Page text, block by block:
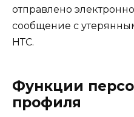
отправлено
сообщение с
НТС.
Функции
профиля